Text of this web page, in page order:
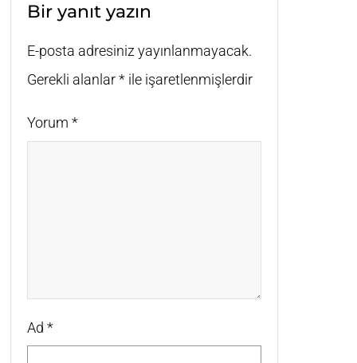
Bir yanıt yazın
E-posta adresiniz yayınlanmayacak.
Gerekli alanlar* ile işaretlenmişlerdir
Yorum *
Ad *